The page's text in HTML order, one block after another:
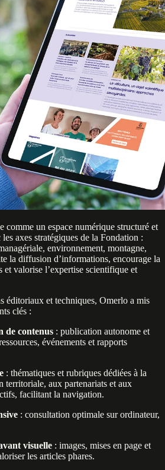
comme un espace numérique structuré et
axes stratégiques de la Fondation :
environnement, montagne,
la diffusion d’informations, encourage la
et valorise l’expertise scientifique et
éditoriaux et techniques, Omerlo a mis
clés :
de contenus : publication autonome et
événements et rapports
: thématiques et rubriques dédiées à la
territoriale, aux partenariats et aux
facilitant la navigation.
: consultation optimale sur ordinateur,
visuelle : images, mises en page et
les articles phares.